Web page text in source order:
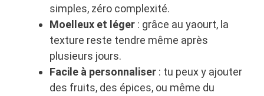
simples, zéro complexité.
Moelleux et léger : grâce au yaourt, la
texture reste tendre même après
plusieurs jours.
Facile à personnaliser : tu peux y ajouter
des fruits, des épices, ou même du